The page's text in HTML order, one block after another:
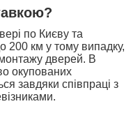
по Києву та
200 км у тому випадку,
дверей. В
окупованих
завдяки співпраці з